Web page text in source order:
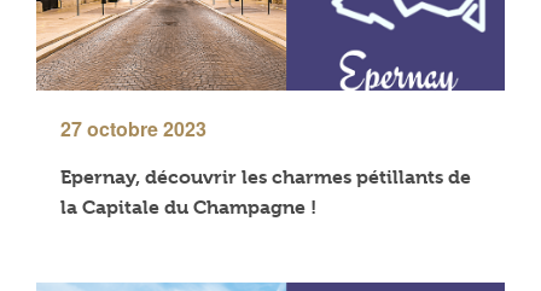
27 octobre 2023
Epernay, découvrir les charmes pétillants de
la Capitale du Champagne !